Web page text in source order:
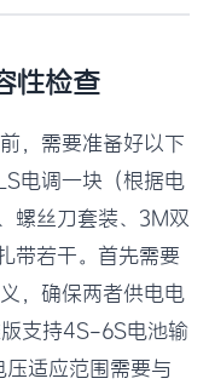
性检查
，需要准备好以下
电调一块（根据电
螺丝刀套装、3M双
带若干。首先需要
，确保两者供电电
支持4S-6S电池输
适应范围需要与